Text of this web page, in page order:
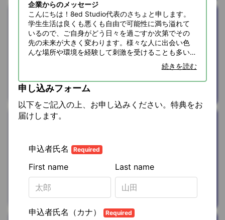
遊ぶ/お出かけ
浴衣レンタル
5%OFFクーポ
着物の宅配レンタル 京都かしきもの
遊ぶ/お出かけ
ジェルキャンド
トをプレゼント
たい
・ストレッチやヨガを日常に取り入れたい
・おしゃれで機能的なインテリアアイテムを探して
いる
・大切なご両親やお友達へ健康を祝うギフトを贈り
企業からのメッセージ
こんにちは！8ed Studio代表のさちょと申します。
学生生活は良くも悪くも自由で可能性に満ち溢れて
いるので、ご自身がどう日々を過ごすか次第でその
先の未来が大きく変わります。様々な人に出会い色
んな場所や環境を経験して刺激を受けることも多い
かと思いますが、最終的にはご自身としっかり向き
合い、自分の強み・弱みやしたいこと・したくない
ことを自己分析することが本当に大切である、とい
うことだけ忘れないでいただけると嬉しいです！
セルフラブのお時間のお供だけではなく、大切なご
両親やお友達へ健康を祝うギフトとしても。ぜひ
tomorrow
続きを読む
申し込みフォーム
以下をご記入の上、お申し込みください。特典をお
届けします。